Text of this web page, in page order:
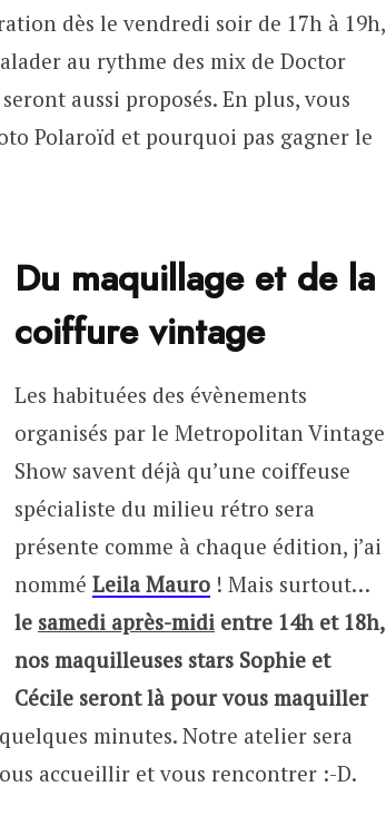
dès le vendredi soir de 17h à 19h,
au rythme des mix de Doctor
aussi proposés. En plus, vous
Polaroïd et pourquoi pas gagner le
Du maquillage et de la
coiffure vintage
Les habituées des évènements
organisés par le Metropolitan Vintage
Show savent déjà qu’une coiffeuse
spécialiste du milieu rétro sera
présente comme à chaque édition, j’ai
nommé Leila Mauro! Mais surtout…
le samedi après-midientre 14h et 18h,
nos maquilleuses stars Sophie et
Cécile seront là pour vous maquiller
minutes. Notre atelier sera
accueillir et vous rencontrer :-D.